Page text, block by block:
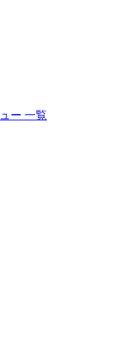
ー 一覧